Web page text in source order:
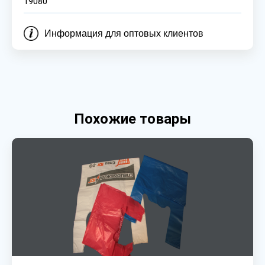
Информация для оптовых клиентов
Похожие товары